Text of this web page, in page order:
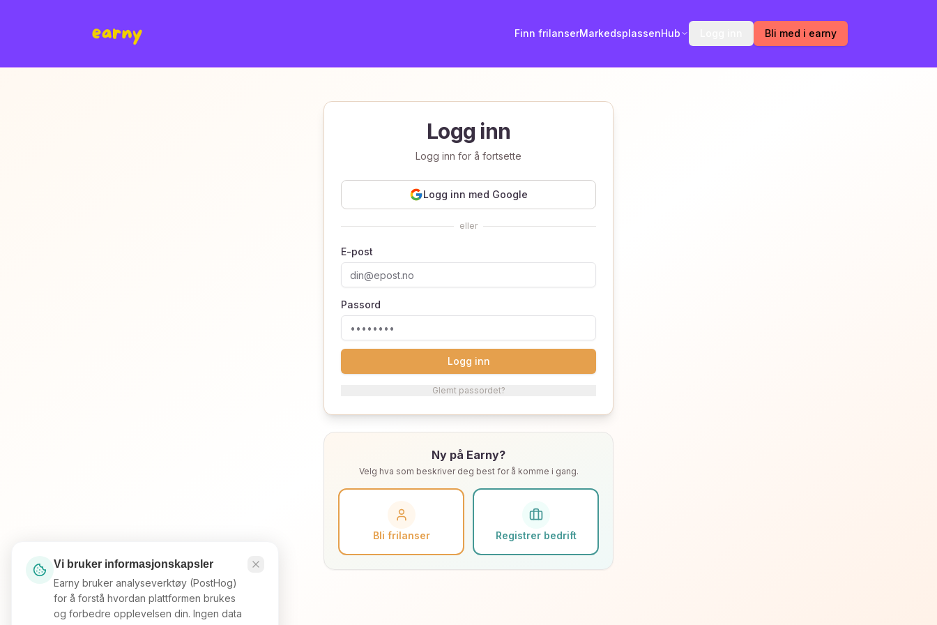
Finn frilanserMarkedsplassenHub Bli med i earny
Logg inn
Logg inn for å fortsette
Logg inn med Google
eller
E-post
Passord
Logg inn
Glemt passordet?
Ny på Earny?
Velg hva som beskriver deg best for å komme i gang.
Bli frilanser Registrer bedrift
Vi bruker informasjonskapsler
Earny bruker analyseverktøy (PostHog)
for å forstå hvordan plattformen brukes
og forbedre opplevelsen din. Ingen data